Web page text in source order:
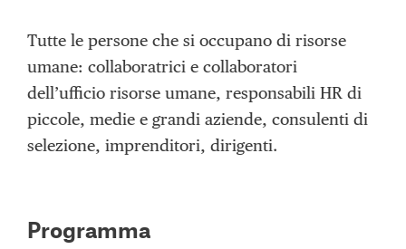
Tutte le persone che si occupano di risorse
umane: collaboratrici e collaboratori
dell’ufficio risorse umane, responsabili HR di
piccole, medie e grandi aziende, consulenti di
selezione, imprenditori, dirigenti.
Programma